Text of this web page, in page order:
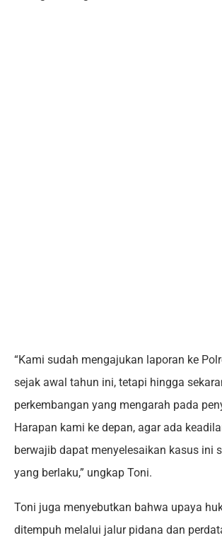
“Kami sudah mengajukan laporan ke
sejak awal tahun ini, tetapi hingga
perkembangan yang mengarah pada
Harapan kami ke depan, agar ada
berwajib dapat menyelesaikan kasus ini
yang berlaku,” ungkap Toni.
Toni juga menyebutkan bahwa upaya
ditempuh melalui jalur pidana dan